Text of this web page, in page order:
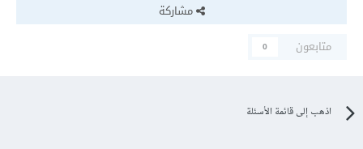
مشاركة
متابعون
0
اذهب إلى قائمة الأسئلة